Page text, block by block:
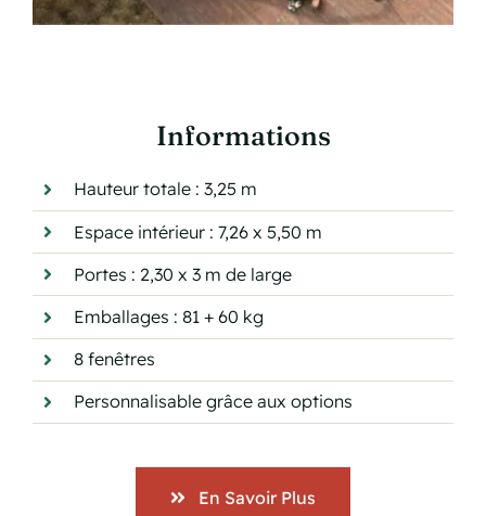
Informations
Hauteur totale : 3,25 m
Espace intérieur : 7,26 x 5,50 m
Portes : 2,30 x 3 m de large
Emballages : 81 + 60 kg
8 fenêtres
Personnalisable grâce aux options
En Savoir Plus